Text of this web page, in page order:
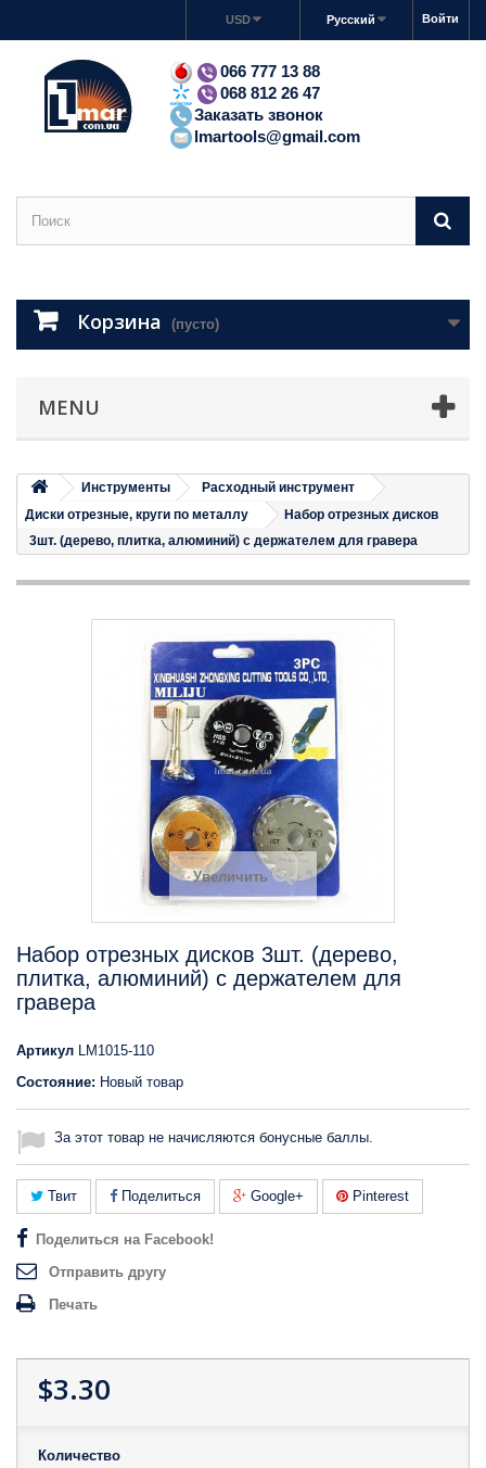
Войти
Русский
USD
066 777 13 88
068 812 26 47
Заказать звонок
lmartools@gmail.com
Корзина (пусто)
MENU
Инструменты
Расходный инструмент
Диски отрезные, круги по металлу
Набор отрезных дисков
3шт. (дерево, плитка, алюминий) с держателем для гравера
Увеличить
Набор отрезных дисков 3шт. (дерево,
плитка, алюминий) с держателем для
гравера
Артикул LM1015-110
Состояние: Новый товар
За этот товар не начисляются бонусные баллы.
Твит Поделиться Google+ Pinterest
Поделиться на Facebook!
Отправить другу
Печать
$3.30
Количество